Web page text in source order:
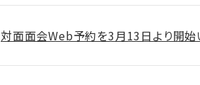
対面面会Web予約を3月13日より開始